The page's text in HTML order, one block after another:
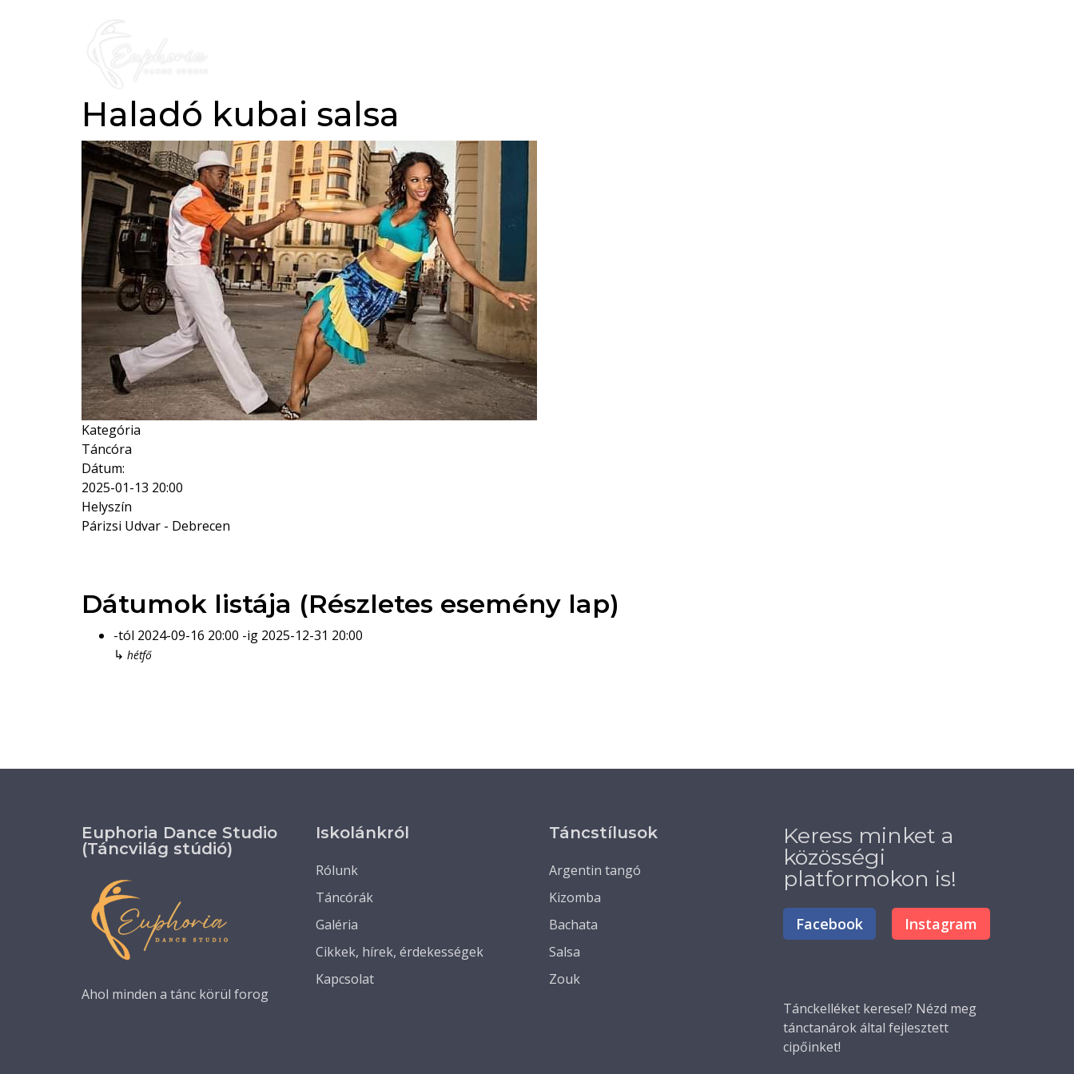
Haladó kubai salsa
Kategória
Táncóra
Dátum:
2025-01-13 20:00
Helyszín
Párizsi Udvar - Debrecen
Dátumok listája (Részletes esemény lap)
-tól 2024-09-16 20:00 -ig 2025-12-31 20:00
↳ hétfő
Euphoria Dance Studio
(Táncvilág stúdió)
Ahol minden a tánc körül forog
Iskolánkról
Rólunk
Táncórák
Galéria
Cikkek, hírek, érdekességek
Kapcsolat
Táncstílusok
Argentin tangó
Kizomba
Bachata
Salsa
Zouk
Keress minket a
közösségi
platformokon is!
Facebook Instagram
Tánckelléketkeresel? Nézd meg
tánctanárok által fejlesztett
cipőinket!